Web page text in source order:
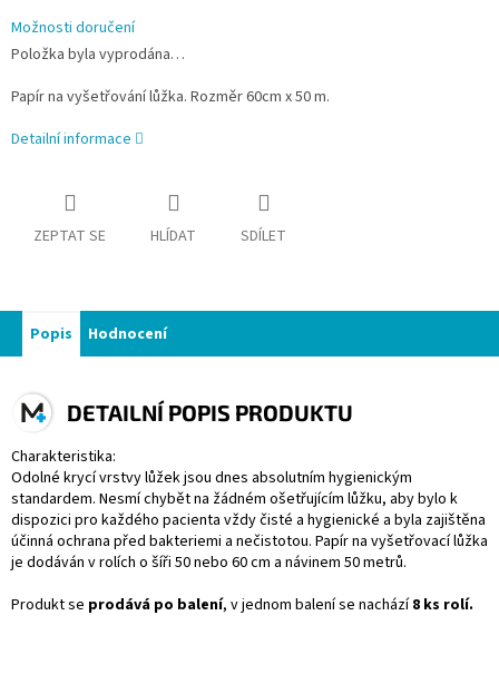
Možnosti doručení
Položka byla vyprodána…
Papír na vyšetřování lůžka. Rozměr 60cm x 50 m.
Detailní informace
ZEPTAT SE HLÍDAT SDÍLET
Popis Hodnocení
DETAILNÍ POPIS PRODUKTU
Charakteristika:
Odolné krycí vrstvy lůžek jsou dnes absolutním hygienickým
standardem. Nesmí chybět na žádném ošetřujícím lůžku, aby bylo k
dispozici pro každého pacienta vždy čisté a hygienické a byla zajištěna
účinná ochrana před bakteriemi a nečistotou. Papír na vyšetřovací lůžka
je dodáván v rolích o šíři 50 nebo 60 cm a návinem 50 metrů.
Produkt se prodává po balení, v jednom balení se nachází8 ks rolí.